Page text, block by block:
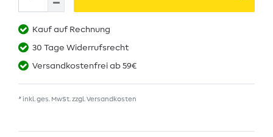
Kauf auf Rechnung
30 Tage Widerrufsrecht
Versandkostenfrei ab 59€
* inkl. ges. MwSt. zzgl. Versandkosten